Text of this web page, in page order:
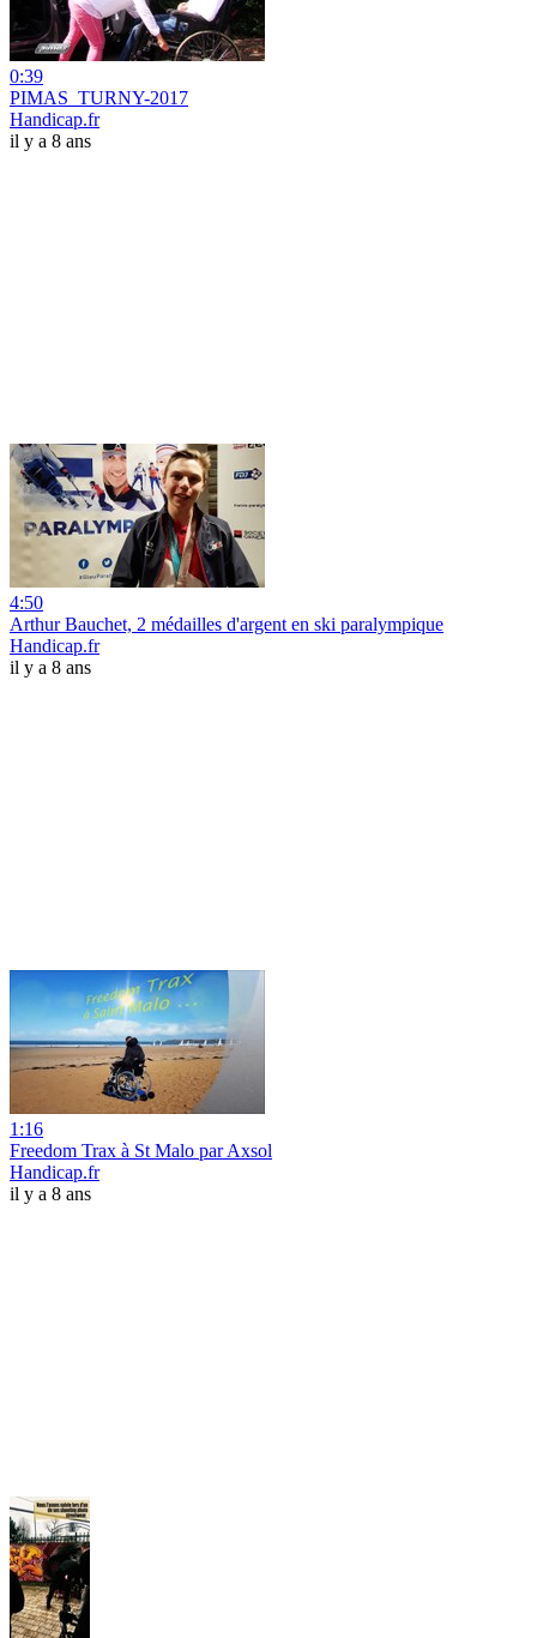
0:39
PIMAS_TURNY-2017
Handicap.fr
il y a 8 ans
4:50
Arthur Bauchet, 2 médailles d'argent en ski paralympique
Handicap.fr
il y a 8 ans
1:16
Freedom Trax à St Malo par Axsol
Handicap.fr
il y a 8 ans